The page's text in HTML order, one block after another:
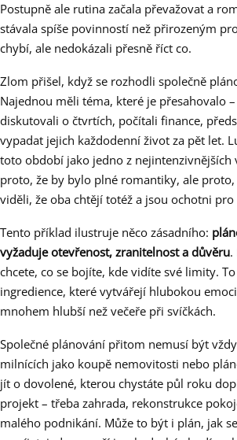
Postupně ale rutina začala převažovat a
stávala spíše povinností než přirozeným
chybí, ale nedokázali přesně říct co.
Zlom přišel, když se rozhodli společně
Najednou měli téma, které je přesahovalo
diskutovali o čtvrtích, počítali finance,
vypadat jejich každodenní život za pět let.
toto období jako jedno z nejintenzivnějších
proto, že by bylo plné romantiky, ale proto,
viděli, že oba chtějí totéž a jsou ochotni
Tento příklad ilustruje něco zásadního:
vyžaduje otevřenost, zranitelnost a důvěru.
chcete, co se bojíte, kde vidíte své limity.
ingredience, které vytvářejí hlubokou
mnohem hlubší než večeře při svíčkách.
Společné plánování přitom nemusí být
milnících jako koupě nemovitosti nebo
jít o dovolené, kterou chystáte půl roku
projekt – třeba zahrada, rekonstrukce
malého podnikání. Může to být i plán, jak